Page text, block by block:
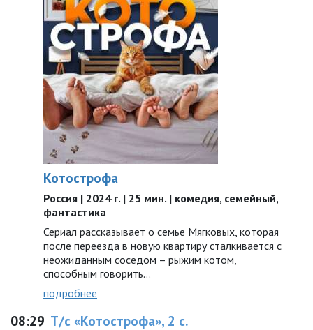
Котострофа
Россия | 2024 г. | 25 мин. | комедия, семейный,
фантастика
Сериал рассказывает о семье Мягковых, которая
после переезда в новую квартиру сталкивается с
неожиданным соседом – рыжим котом,
способным говорить…
подробнее
08:29 Т/с «Котострофа», 2 с.